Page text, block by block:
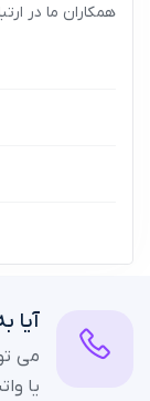
همکاران ما در
آیا
می
یا